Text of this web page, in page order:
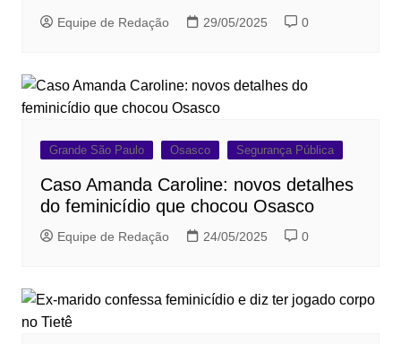
Equipe de Redação 29/05/2025 0
Grande São Paulo Osasco Segurança Pública
Caso Amanda Caroline: novos detalhes
do feminicídio que chocou Osasco
Equipe de Redação 24/05/2025 0